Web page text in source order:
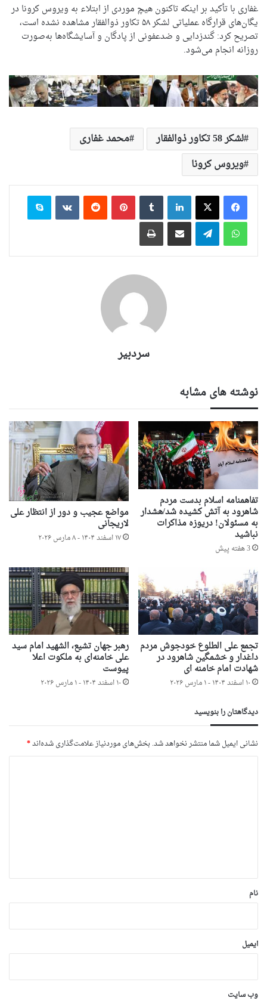
غفاری با تأکید بر اینکه تاکنون هیچ موردی از ابتلاء به ویروس کرونا در
یگان‌های قرارگاه عملیاتی لشکر ۵۸ تکاور ذوالفقار مشاهده نشده است،
تصریح کرد: گندزدایی و ضدعفونی از پادگان و آسایشگاه‌ها به‌صورت
روزانه انجام می‌شود.
لشکر 58 تکاور ذوالفقار
محمد غفاری
ویروس کرونا
لینکدین ‫تامبلر ‫پین‌ترست‫رددیت ‫VKontakteاسکایپ
واتس آپ
تلگرام اشتراک گذاری از طریق ایمیل چاپ
سردبیر
نوشته های مشابه
تفاهمنامه اسلام بدست مردم
شاهرود به آتش کشیده شد/هشدار
به مسئولان! دریوزه مذاکرات
نباشید
3 هفته پیش
مواضع عجیب و دور از انتظار علی
لاریجانی
۱۷ اسفند ۱۴۰۴ - ۸ مارس ۲۰۲۶
تجمع علی الطلوع خودجوش مردم
داغدار و خشمگین شاهرود در
شهادت امام خامنه ای
۱۰ اسفند ۱۴۰۴ - ۱ مارس ۲۰۲۶
رهبر جهان تشیع، الشهید امام سید
علی خامنه‌ای به ملکوت اعلا
پیوست
۱۰ اسفند ۱۴۰۴ - ۱ مارس ۲۰۲۶
دیدگاهتان را بنویسید
نشانی ایمیل شما منتشر نخواهد شد.بخش‌های موردنیاز علامت‌گذاری شده‌اند*
نام
ایمیل
وب‌ سایت